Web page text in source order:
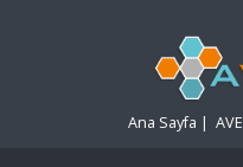
Ana Sayfa |